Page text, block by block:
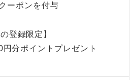
ーポンを付与
登録限定】
分ポイントプレゼント